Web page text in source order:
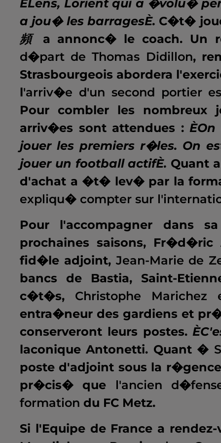
ÈLens, Lorient qui a �volu�
a jou� les barragesÈ. C�t�
頻 a annonc� le coach. Un
d�part de Thomas Didillon,
Strasbourgeois abordera
l'arriv�e d'un second portier
Pour combler les nombreux
arriv�es sont attendues :
jouer les premiers r�les. On
jouer un football actifÈ. Quant
d'achat a �t� lev� par la
expliqu� compter sur
Pour l'accompagner dans
prochaines saisons,
fid�le adjoint, Jean-Marie de
bancs de Bastia, Saint-
c�t�s, Christophe Marichez
entra�neur des gardiens et
conserveront leurs postes.
laconique Antonetti. Quant �
poste d'adjoint sous la
pr�cis� que l'ancien
formation du FC Metz.
Si l'Equipe de France a